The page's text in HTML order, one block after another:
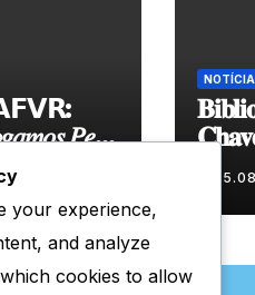
𝑃𝑒𝑙𝑎
NOTÍCIA
your experience,
and analyze
cookies to allow